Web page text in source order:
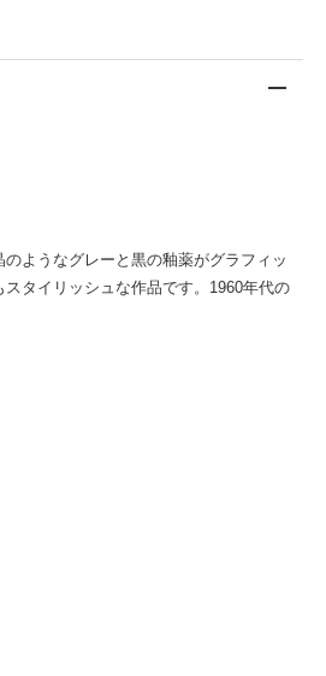
ようなグレーと黒の釉薬がグラフィッ
タイリッシュな作品です。1960年代の